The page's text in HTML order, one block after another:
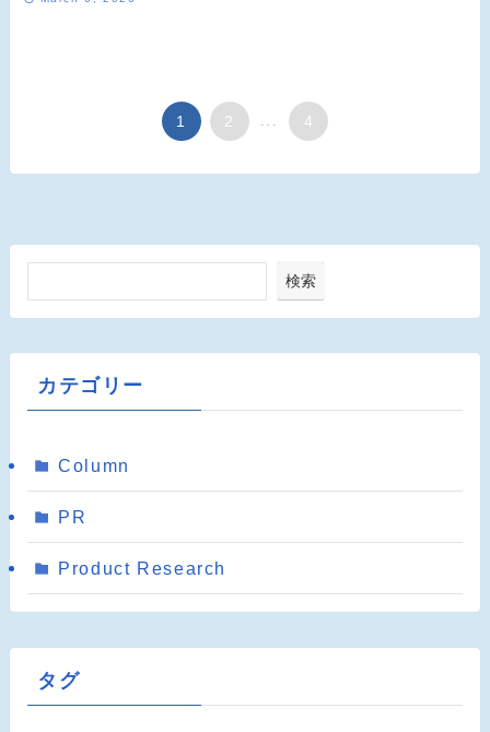
1 2 4
検索
カテゴリー
Column
PR
Product Research
タグ